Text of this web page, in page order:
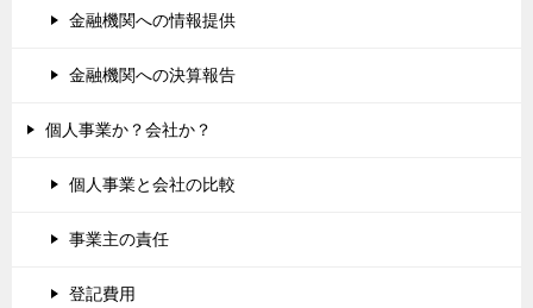
金融機関への情報提供
金融機関への決算報告
個人事業か？会社か？
個人事業と会社の比較
事業主の責任
登記費用